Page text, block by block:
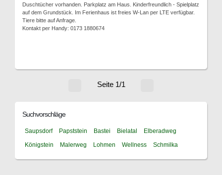
Duschtücher vorhanden. Parkplatz am Haus. Kinderfreundlich - Spielplatz
auf dem Grundstück. Im Ferienhaus ist freies W-Lan per LTE verfügbar.
Tiere bitte auf Anfrage.
Kontakt per Handy: 0173 1880674
Seite 1/1
Suchvorschläge
Saupsdorf Papststein Bastei Bielatal
Elberadweg
Königstein
Malerweg Lohmen Wellness Schmilka